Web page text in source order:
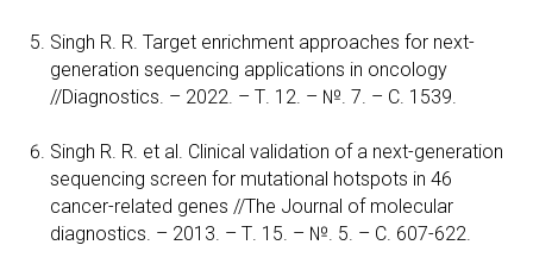
Singh R. R. Target enrichment approaches for next-
generation sequencing applications in oncology
//Diagnostics. – 2022. – Т. 12. – №. 7. – С. 1539.
Singh R. R. et al. Clinical validation of a next-generation
sequencing screen for mutational hotspots in 46
cancer-related genes //The Journal of molecular
diagnostics. – 2013. – Т. 15. – №. 5. – С. 607-622.